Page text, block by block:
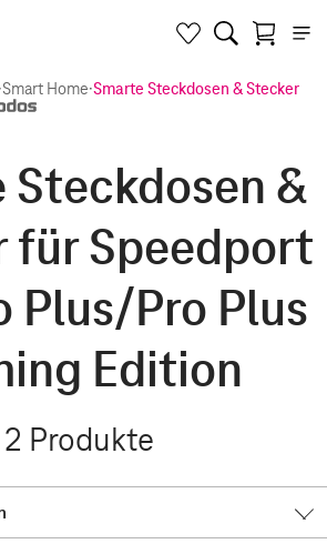
·Smart Home·Smarte Steckdosen & Stecker
Steckdosen &
für Speedport
Plus/Pro Plus
Edition
2 Produkte